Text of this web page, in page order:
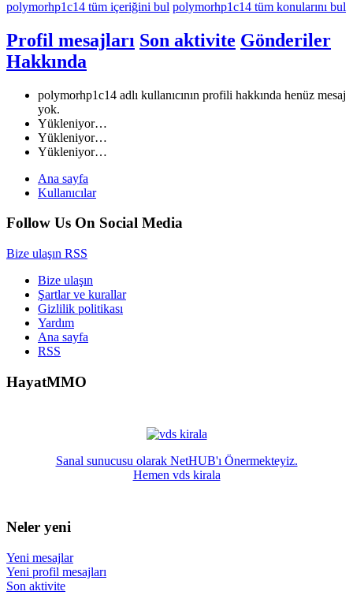
polymorhp1c14 tüm içeriğini bul polymorhp1c14 tüm konularını bul
Profil mesajları Son aktivite Gönderiler
Hakkında
polymorhp1c14 adlı kullanıcının profili hakkında henüz mesaj
yok.
Yükleniyor…
Yükleniyor…
Yükleniyor…
Ana sayfa
Kullanıcılar
Follow Us On Social Media
Bize ulaşın RSS
Bize ulaşın
Şartlar ve kurallar
Gizlilik politikası
Yardım
Ana sayfa
RSS
HayatMMO
Sanal sunucusu olarak NetHUB'ı Önermekteyiz.
Hemen vds kirala
Neler yeni
Yeni mesajlar
Yeni profil mesajları
Son aktivite